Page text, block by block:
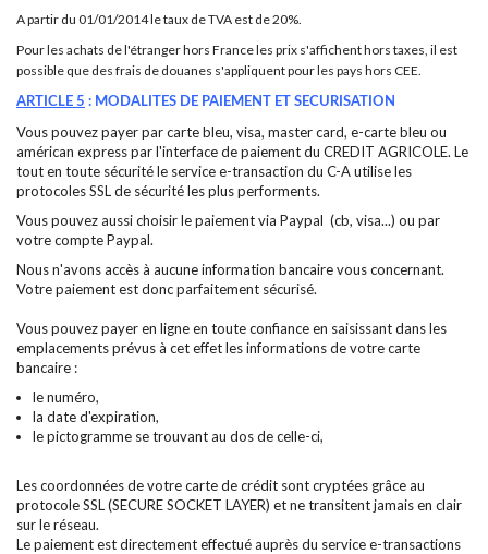
A partir du 01/01/2014 le taux de TVA est de 20%.
Pour les achats de l'étranger hors France les prix s'affichent hors taxes, il est
possible que des frais de douanes s'appliquent pour les pays hors CEE.
ARTICLE 5 : MODALITES DE PAIEMENT ET SECURISATION
Vous pouvez payer par carte bleu, visa, master card, e-carte bleu ou
américan express par l'interface de paiement du CREDIT AGRICOLE. Le
tout en toute sécurité le service e-transaction du C-A utilise les
protocoles SSL de sécurité les plus performents.
Vous pouvez aussi choisir le paiement via Paypal (cb, visa...) ou par
votre compte Paypal.
Nous n'avons accès à aucune information bancaire vous concernant.
Votre paiement est donc parfaitement sécurisé.
Vous pouvez payer en ligne en toute confiance en saisissant dans les
emplacements prévus à cet effet les informations de votre carte
bancaire :
le numéro,
la date d'expiration,
le pictogramme se trouvant au dos de celle-ci,
Les coordonnées de votre carte de crédit sont cryptées grâce au
protocole SSL (SECURE SOCKET LAYER) et ne transitent jamais en clair
sur le réseau.
Le paiement est directement effectué auprès du service e-transactions